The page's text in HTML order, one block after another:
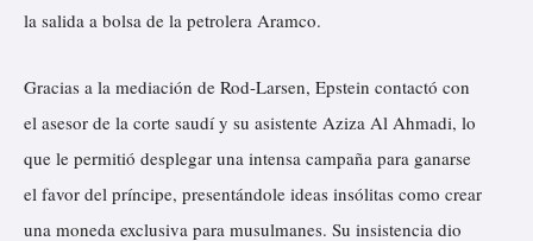
la salida a bolsa de la petrolera Aramco.
Gracias a la mediación de Rod-Larsen, Epstein contactó con
el asesor de la corte saudí y su asistente Aziza Al Ahmadi, lo
que le permitió desplegar una intensa campaña para ganarse
el favor del príncipe, presentándole ideas insólitas como crear
una moneda exclusiva para musulmanes. Su insistencia dio